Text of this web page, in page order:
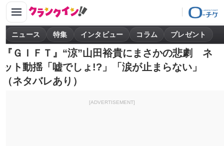
ニュース 特集 インタビュー コラム プレゼント
『ＧＩＦＴ』“涼”山田裕貴にまさかの悲劇 ネ
ット動揺「嘘でしょ!?」「涙が止まらない」
（ネタバレあり）
[ADVERTISEMENT]